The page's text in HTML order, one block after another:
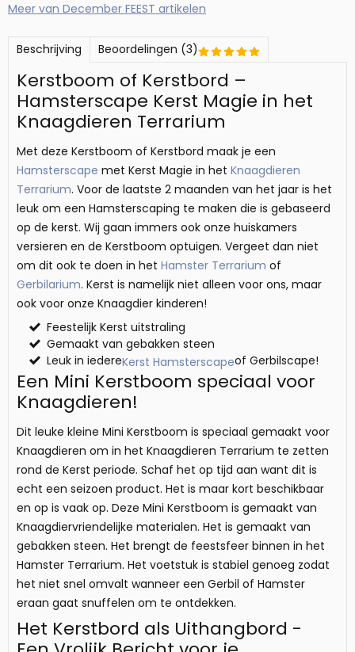
Meer van December FEEST artikelen
Beschrijving Beoordelingen (3)
Kerstboom of Kerstbord –
Hamsterscape Kerst Magie in het
Knaagdieren Terrarium
Met deze Kerstboom of Kerstbord maak je een
Hamsterscape met Kerst Magie in het Knaagdieren
Terrarium. Voor de laatste 2 maanden van het jaar is het
leuk om een Hamsterscaping te maken die is gebaseerd
op de kerst. Wij gaan immers ook onze huiskamers
versieren en de Kerstboom optuigen. Vergeet dan niet
om dit ook te doen in het Hamster Terrarium of
Gerbilarium. Kerst is namelijk niet alleen voor ons, maar
ook voor onze Knaagdier kinderen!
Feestelijk Kerst uitstraling
Gemaakt van gebakken steen
Leuk in iedereKerst Hamsterscapeof Gerbilscape!
Een Mini Kerstboom speciaal voor
Knaagdieren!
Dit leuke kleine Mini Kerstboom is speciaal gemaakt voor
Knaagdieren om in het Knaagdieren Terrarium te zetten
rond de Kerst periode. Schaf het op tijd aan want dit is
echt een seizoen product. Het is maar kort beschikbaar
en op is vaak op. Deze Mini Kerstboom is gemaakt van
Knaagdiervriendelijke materialen. Het is gemaakt van
gebakken steen. Het brengt de feestsfeer binnen in het
Hamster Terrarium. Het voetstuk is stabiel genoeg zodat
het niet snel omvalt wanneer een Gerbil of Hamster
eraan gaat snuffelen om te ontdekken.
Het Kerstbord als Uithangbord -